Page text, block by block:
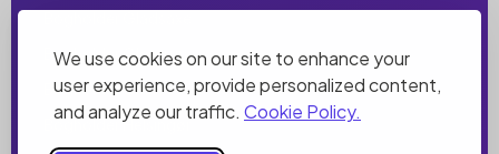
We use cookies on our site to enhance your
user experience, provide personalized content,
and analyze our traffic. Cookie Policy.
Bogholder Glostrup
Bogholder Greve
Bogholder Helsingør